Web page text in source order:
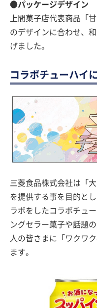
●パッケージデザイン
上間菓子店代表商品「
のデザインに合わせ、
げました。
コラボチューハイ
三菱食品株式会社は「
を提供する事を目的と
ラボをしたコラボチュ
ングセラー菓子や話題
人の皆さまに「ワクワ
ます。